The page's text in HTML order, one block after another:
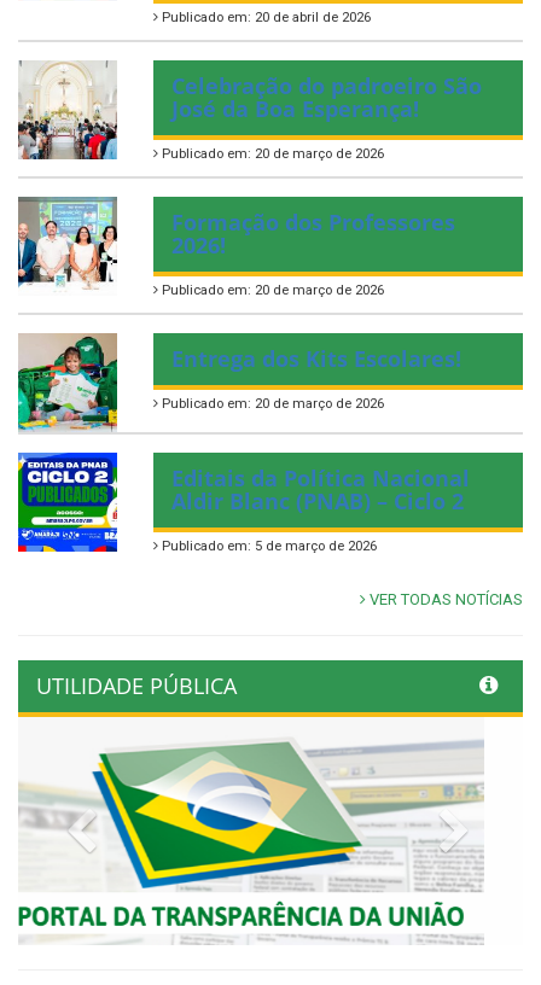
Publicado em: 20 de abril de 2026
Celebração do padroeiro São
José da Boa Esperança!
Publicado em: 20 de março de 2026
Formação dos Professores
2026!
Publicado em: 20 de março de 2026
Entrega dos Kits Escolares!
Publicado em: 20 de março de 2026
Editais da Política Nacional
Aldir Blanc (PNAB) – Ciclo 2
Publicado em: 5 de março de 2026
VER TODAS NOTÍCIAS
UTILIDADE PÚBLICA
Previous